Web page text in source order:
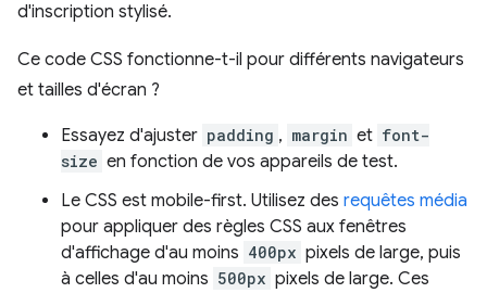
d'inscription stylisé.
Ce code CSS fonctionne-t-il pour différents navigateurs
et tailles d'écran ?
Essayez d'ajuster padding , margin et font-
size en fonction de vos appareils de test.
Le CSS est mobile-first. Utilisez des requêtes média
pour appliquer des règles CSS aux fenêtres
d'affichage d'au moins 400px pixels de large, puis
à celles d'au moins 500px pixels de large. Ces